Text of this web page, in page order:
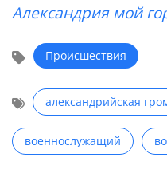
Александрия мой
Происшествия
александрийская
военнослужащий